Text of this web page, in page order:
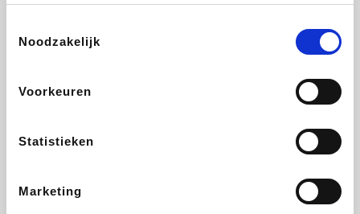
Noodzakelijk
Voorkeuren
Statistieken
Marketing
Brussels Airlines
EuroGifts Get Your Guide